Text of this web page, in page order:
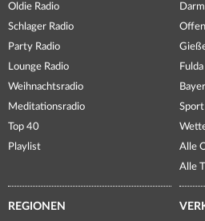
Oldie Radio
Schlager Radio
Party Radio
Lounge Radio
Weihnachtsradio
Meditationsradio
Top 40
Playlist
Sport
Alle
Alle
REGIONEN